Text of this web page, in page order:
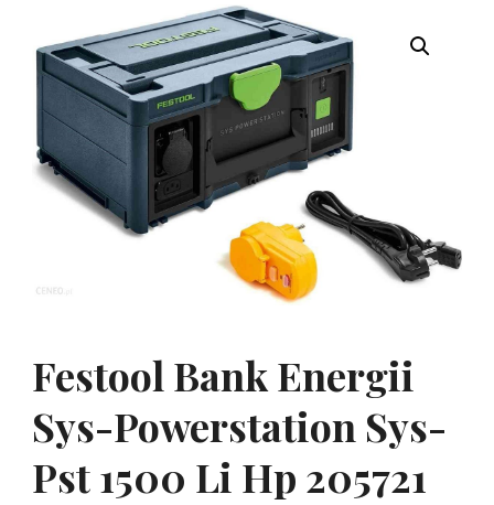
Festool Bank Energii
Sys-Powerstation Sys-
Pst 1500 Li Hp 205721